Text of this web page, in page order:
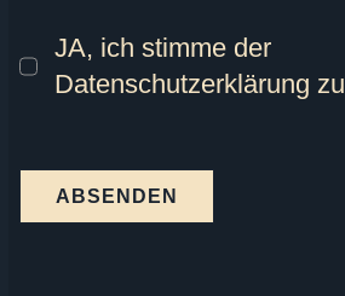
JA, ich stimme der
Datenschutzerklärung zu
ABSENDEN